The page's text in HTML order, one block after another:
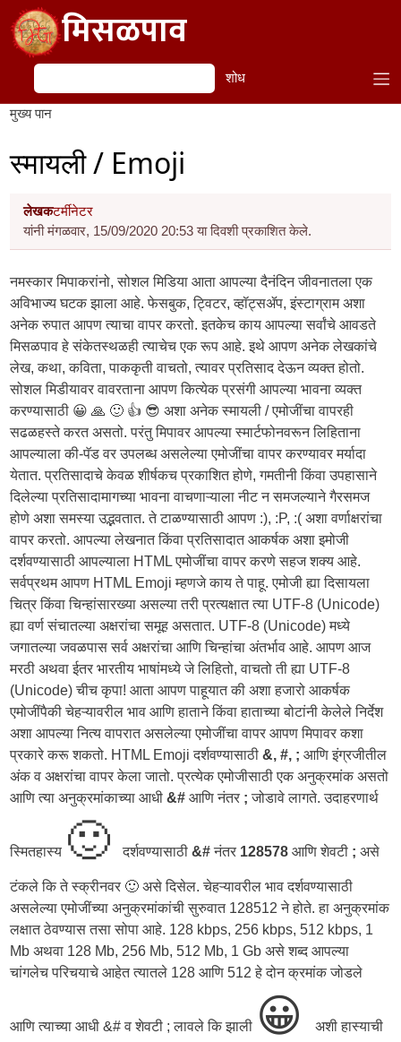
Skip to main contentमिसळपाव
शोध शोध
मुख्य पान
स्मायली / Emoji
लेखकटर्मीनेटर
यांनी मंगळवार, 15/09/2020 20:53 या दिवशी प्रकाशित केले.
नमस्कार मिपाकरांनो, सोशल मिडिया आता आपल्या दैनंदिन जीवनातला एक
अविभाज्य घटक झाला आहे. फेसबुक, ट्विटर, व्हॉट्सॲप, इंस्टाग्राम अशा
अनेक रुपात आपण त्याचा वापर करतो. इतकेच काय आपल्या सर्वांचे आवडते
मिसळपाव हे संकेतस्थळही त्याचेच एक रूप आहे. इथे आपण अनेक लेखकांचे
लेख, कथा, कविता, पाककृती वाचतो, त्यावर प्रतिसाद देऊन व्यक्त होतो.
सोशल मिडीयावर वावरताना आपण कित्येक प्रसंगी आपल्या भावना व्यक्त
करण्यासाठी 😀 🙏 🙂 👍 😎 अशा अनेक स्मायली / एमोजींचा वापरही
सढळहस्ते करत असतो. परंतु मिपावर आपल्या स्मार्टफोनवरून लिहिताना
आपल्याला की-पॅड वर उपलब्ध असलेल्या एमोजींचा वापर करण्यावर मर्यादा
येतात. प्रतिसादाचे केवळ शीर्षकच प्रकाशित होणे, गमतीनी किंवा उपहासाने
दिलेल्या प्रतिसादामागच्या भावना वाचणाऱ्याला नीट न समजल्याने गैरसमज
होणे अशा समस्या उद्भवतात. ते टाळण्यासाठी आपण :), :P, :( अशा वर्णाक्षरांचा
वापर करतो. आपल्या लेखनात किंवा प्रतिसादात आकर्षक अशा इमोजी
दर्शवण्यासाठी आपल्याला HTML एमोजींचा वापर करणे सहज शक्य आहे.
सर्वप्रथम आपण HTML Emoji म्हणजे काय ते पाहू. एमोजी ह्या दिसायला
चित्र किंवा चिन्हांसारख्या असल्या तरी प्रत्यक्षात त्या UTF-8 (Unicode)
ह्या वर्ण संचातल्या अक्षरांचा समूह असतात. UTF-8 (Unicode) मध्ये
जगातल्या जवळपास सर्व अक्षरांचा आणि चिन्हांचा अंतर्भाव आहे. आपण आज
मरठी अथवा ईतर भारतीय भाषांमध्ये जे लिहितो, वाचतो ती ह्या UTF-8
(Unicode) चीच कृपा! आता आपण पाहूयात की अशा हजारो आकर्षक
एमोजींपैकी चेहऱ्यावरील भाव आणि हाताने किंवा हाताच्या बोटांनी केलेले निर्देश
अशा आपल्या नित्य वापरात असलेल्या एमोजींचा वापर आपण मिपावर कशा
प्रकारे करू शकतो. HTML Emoji दर्शवण्यासाठी&, #, ; आणि इंग्रजीतील
अंक व अक्षरांचा वापर केला जातो. प्रत्येक एमोजीसाठी एक अनुक्रमांक असतो
आणि त्या अनुक्रमांकाच्या आधी&# आणि नंतर ; जोडावे लागते. उदाहरणार्थ
स्मितहास्य 🙂दर्शवण्यासाठी&#नंतर 128578 आणि शेवटी ;असे
टंकले कि ते स्क्रीनवर 🙂 असे दिसेल. चेहऱ्यावरील भाव दर्शवण्यासाठी
असलेल्या एमोजींच्या अनुक्रमांकांची सुरुवात 128512 ने होते. हा अनुक्रमांक
लक्षात ठेवण्यास तसा सोपा आहे. 128 kbps, 256 kbps, 512 kbps, 1
Mb अथवा 128 Mb, 256 Mb, 512 Mb, 1 Gb असे शब्द आपल्या
चांगलेच परिचयाचे आहेत त्यातले 128 आणि 512 हे दोन क्रमांक जोडले
आणि त्याच्या आधी &# व शेवटी ; लावले कि झाली 😀अशी हास्याची